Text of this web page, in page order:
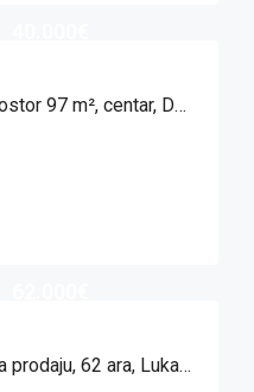
Poslovno – magacinski prostor 97 m², centar, Dare Ranđić, Lazarevac
Poljoprivredno zemljište na prodaju, 62 ara, Lukavica, Lazarevac